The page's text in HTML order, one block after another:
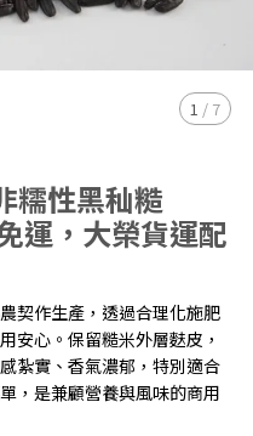
1 / 7
糯性黑秈糙
運，大榮貨運配
契作生產，透過合理化施肥
安心。保留糙米外層麩皮，
紮實、香氣濃郁，特別適合
，是兼顧營養與風味的商用